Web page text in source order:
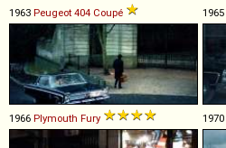
1963 Peugeot 404 Coupé 1965
1966 Plymouth Fury 1970